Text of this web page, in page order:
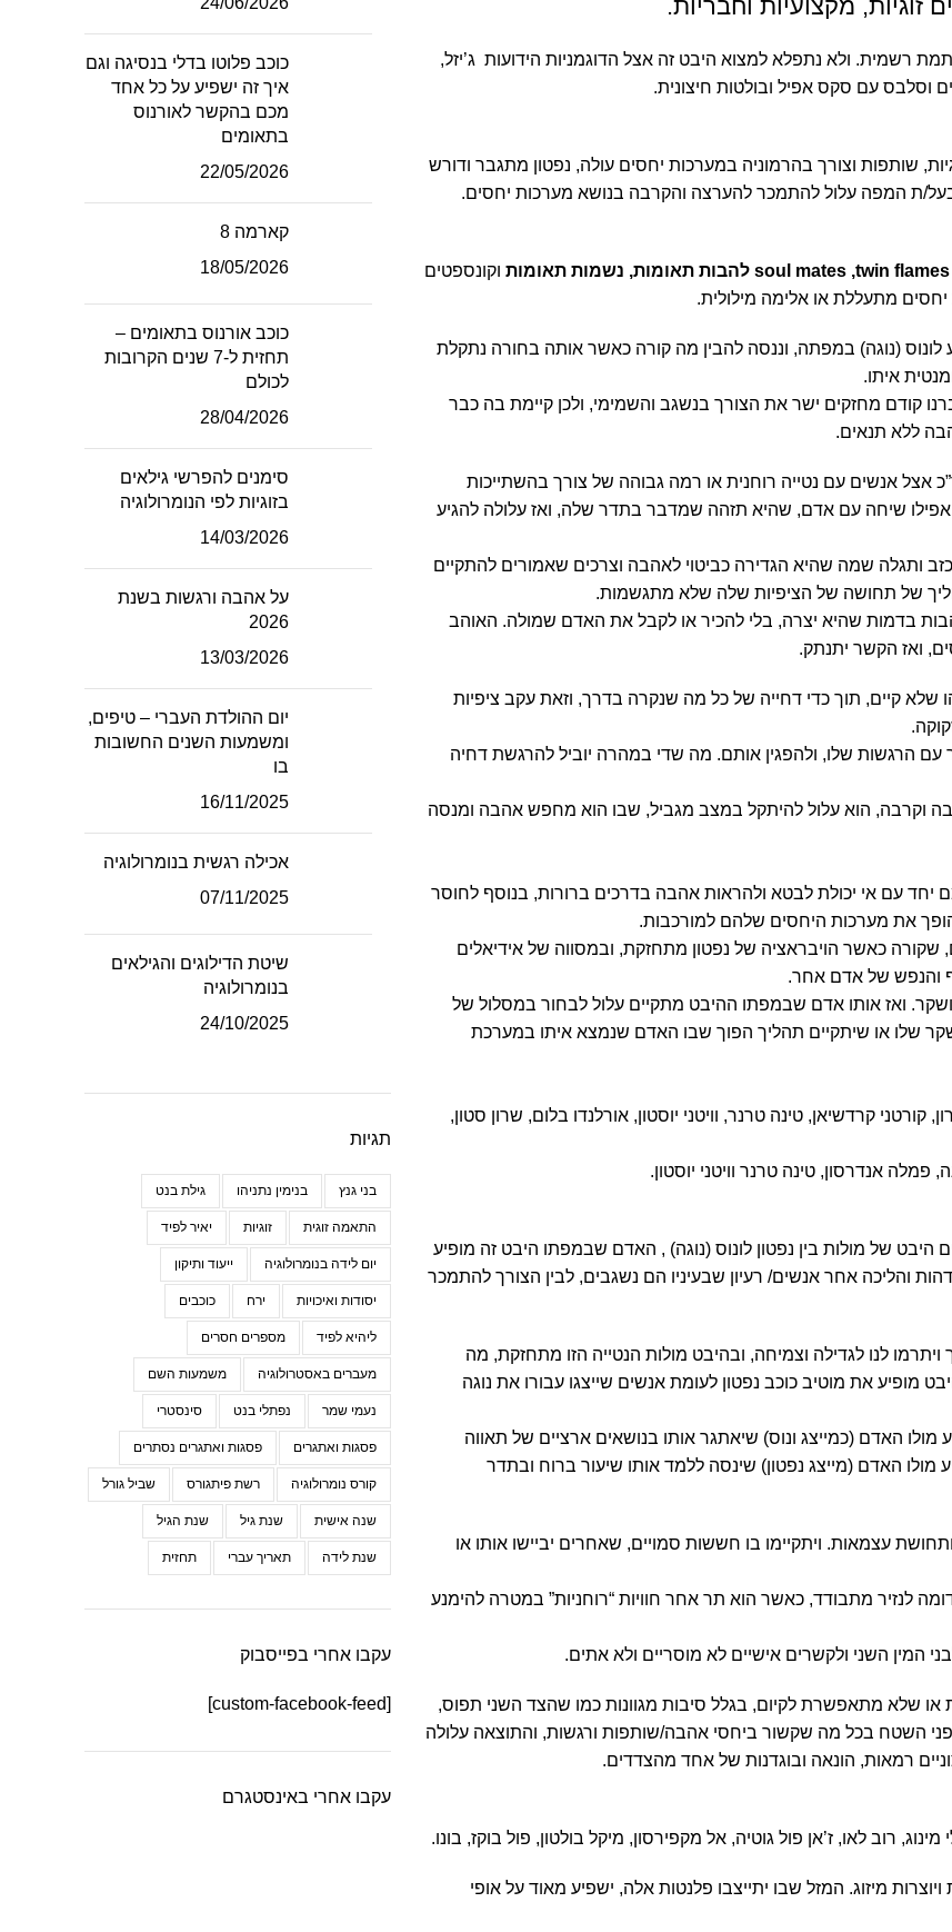
מקצועיות וחבריות.
רשמית. ולא נתפלא למצוא היבט זה אצל הדוגמניות הידועות ג’יזל,
וסלבס עם סקס אפיל ובולטות חיצונית.
שותפות וצורך בהרמוניה במערכות יחסים עולה, נפטון מתגבר ודורש
ת המפה עלול להתמכר להערצה והקרבה בנושא מערכות יחסים.
soul mates ,twin flames להבות תאומות, נשמות תאומות
וקונספטים
מתעללת או אלימה מילולית.
(נוגה) במפתה, וננסה להבין מה קורה כאשר אותה בחורה נתקלת
איתו.
קודם מחזקים ישר את הצורך בנשגב והשמימי, ולכן קיימת בה כבר
ללא תנאים.
אצל אנשים עם נטייה רוחנית או רמה גבוהה של צורך בהשתייכות
אפילו שיחה עם אדם, שהיא תזהה שמדבר בתדר שלה, ואז עלולה להגיע
ותגלה שמה שהיא הגדירה כביטוי לאהבה וצרכים שאמורים להתקיים
של תחושה של הציפיות שלה שלא מתגשמות.
בדמות שהיא יצרה, בלי להכיר או לקבל את האדם שמולה. האוהב
ואז הקשר יתנתק.
קיים, תוך כדי דחייה של כל מה שנקרה בדרך, וזאת עקב ציפיות
עם הרגשות שלו, ולהפגין אותם. מה שדי במהרה יוביל להרגשת דחיה
וקרבה, הוא עלול להיתקל במצב מגביל, שבו הוא מחפש אהבה ומנסה
עם אי יכולת לבטא ולהראות אהבה בדרכים ברורות, בנוסף לחוסר
את מערכות היחסים שלהם למורכבות.
כאשר הויבראציה של נפטון מתחזקת, ובמסווה של אידיאלים
והנפש של אדם אחר.
ואז אותו אדם שבמפתו ההיבט מתקיים עלול לבחור במסלול של
שלו או שיתקיים תהליך הפוך שבו האדם שנמצא איתו במערכת
קורטני קרדשיאן, טינה טרנר, וויטני יוסטון, אורלנדו בלום, שרון סטון,
פמלה אנדרסון, טינה טרנר וויטני יוסטון.
של מולות בין נפטון לונוס (נוגה) , האדם שבמפתו היבט זה מופיע
והליכה אחר אנשים/ רעיון שבעיניו הם נשגבים, לבין הצורך להתמכר
לנו לגדילה וצמיחה, ובהיבט מולות הנטייה הזו מתחזקת, מה
את מוטיב כוכב נפטון לעומת אנשים שייצגו עבורו את נוגה
מולו האדם (כמייצג ונוס) שיאתגר אותו בנושאים ארציים של תאווה
מולו האדם (מייצג נפטון) שינסה ללמד אותו שיעור ברוח ובתדר
עצמאות. ויתקיימו בו חששות סמויים, שאחרים יביישו אותו או
לנזיר מתבודד, כאשר הוא תר אחר חוויות “רוחניות” במטרה להימנע
המין השני ולקשרים אישיים לא מוסריים ולא אתים.
שלא מתאפשרת לקיום, בגלל סיבות מגוונות כמו שהצד השני תפוס,
פני השטח בכל מה שקשור ביחסי אהבה/שותפות ורגשות, והתוצאה עלולה
רמאות, הונאה ובוגדנות של אחד מהצדדים.
רוב לאו, ז’אן פול גוטיה, אל מקפירסון, מיקל בולטון, פול בוקז, בונו.
מיזוג. המזל שבו יתייצבו פלנטות אלה, ישפיע מאוד על אופי
כוכב פלוטו בדלי בנסיגה וגם
איך זה ישפיע על כל אחד
מכם בהקשר לאורנוס
בתאומים
22/05/2026
קארמה 8
18/05/2026
כוכב אורנוס בתאומים –
תחזית ל-7 שנים הקרובות
לכולם
28/04/2026
סימנים להפרשי גילאים
בזוגיות לפי הנומרולוגיה
14/03/2026
על אהבה ורגשות בשנת
2026
13/03/2026
יום ההולדת העברי – טיפים,
ומשמעות השנים החשובות
בו
16/11/2025
אכילה רגשית בנומרולוגיה
07/11/2025
שיטת הדילוגים והגילאים
בנומרולוגיה
24/10/2025
תגיות
בני גנץ בנימין נתניהו גילת בנט
התאמה זוגית זוגיות יאיר לפיד
יום לידה בנומרולוגיה ייעוד ותיקון
יסודות ואיכויות ירח כוכבים
ליהיא לפיד מספרים חסרים
מעברים באסטרולוגיה משמעות השם
נעמי שמר נפתלי בנט סינסטרי
פסגות ואתגרים פסגות ואתגרים נסתרים
קורס נומרולוגיה רשת פיתגורס שביל גורל
שנה אישית שנת גיל שנת הגיל
שנת לידה תאריך עברי תחזית
עקבו אחרי בפייסבוק
[custom-facebook-feed]
עקבו אחרי באינסטגרם